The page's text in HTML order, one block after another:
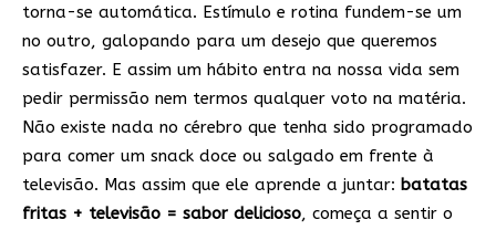
torna-se automática. Estímulo e rotina fundem-se um
no outro, galopando para um desejo que queremos
satisfazer. E assim um hábito entra na nossa vida sem
pedir permissão nem termos qualquer voto na matéria.
Não existe nada no cérebro que tenha sido programado
para comer um snack doce ou salgado em frente à
televisão. Mas assim que ele aprende a juntar: batatas
fritas + televisão = sabor delicioso, começa a sentir o